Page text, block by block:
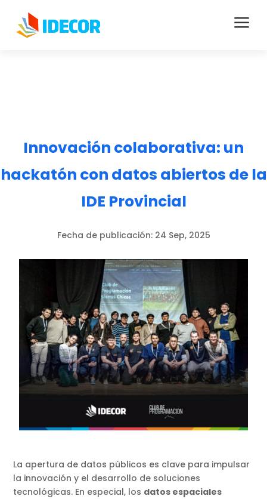
a
Innovación colaborativa: un
hackatón con datos abiertos de la
IDE Provincial
Fecha de publicación: 24 Sep, 2025
La apertura de datos públicos es clave para impulsar
la innovación y el desarrollo de soluciones
tecnológicas. En especial, los datos espaciales